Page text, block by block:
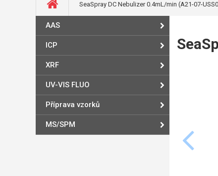
SeaSpray DC Nebulizer 0.4mL/min (A21-07-
AAS
ICP
XRF
UV-VIS FLUO
Příprava vzorků
MS/SPM